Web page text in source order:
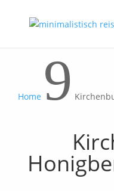
Home 9